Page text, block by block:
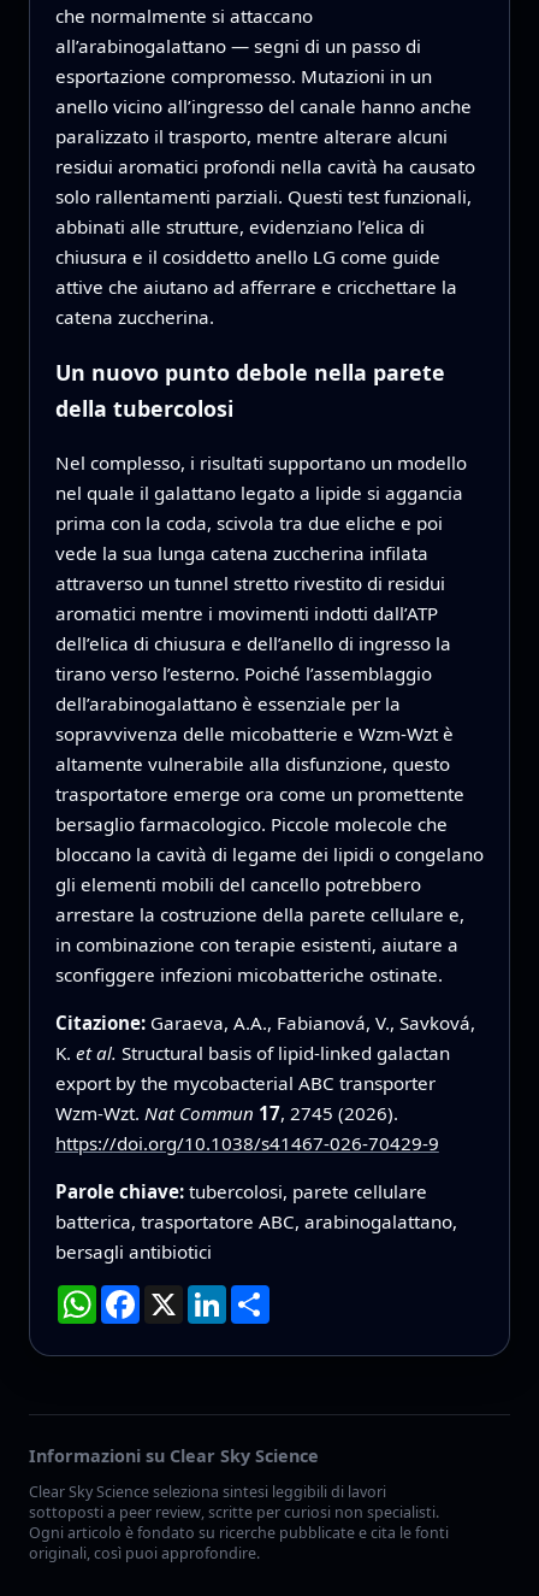
che normalmente si attaccano
all’arabinogalattano — segni di un passo di
esportazione compromesso. Mutazioni in un
anello vicino all’ingresso del canale hanno anche
paralizzato il trasporto, mentre alterare alcuni
residui aromatici profondi nella cavità ha causato
solo rallentamenti parziali. Questi test funzionali,
abbinati alle strutture, evidenziano l’elica di
chiusura e il cosiddetto anello LG come guide
attive che aiutano ad afferrare e cricchettare la
catena zuccherina.
Un nuovo punto debole nella parete
della tubercolosi
Nel complesso, i risultati supportano un modello
nel quale il galattano legato a lipide si aggancia
prima con la coda, scivola tra due eliche e poi
vede la sua lunga catena zuccherina infilata
attraverso un tunnel stretto rivestito di residui
aromatici mentre i movimenti indotti dall’ATP
dell’elica di chiusura e dell’anello di ingresso la
tirano verso l’esterno. Poiché l’assemblaggio
dell’arabinogalattano è essenziale per la
sopravvivenza delle micobatterie e Wzm-Wzt è
altamente vulnerabile alla disfunzione, questo
trasportatore emerge ora come un promettente
bersaglio farmacologico. Piccole molecole che
bloccano la cavità di legame dei lipidi o congelano
gli elementi mobili del cancello potrebbero
arrestare la costruzione della parete cellulare e,
in combinazione con terapie esistenti, aiutare a
sconfiggere infezioni micobatteriche ostinate.
Citazione: Garaeva, A.A., Fabianová, V., Savková,
K. et al. Structural basis of lipid-linked galactan
export by the mycobacterial ABC transporter
Wzm-Wzt. Nat Commun 17, 2745 (2026).
https://doi.org/10.1038/s41467-026-70429-9
Parole chiave: tubercolosi, parete cellulare
batterica, trasportatore ABC, arabinogalattano,
bersagli antibiotici
WhatsApp
Facebook
X LinkedInCondividi
Informazioni su Clear Sky Science
Clear Sky Science seleziona sintesi leggibili di lavori
sottoposti a peer review, scritte per curiosi non specialisti.
Ogni articolo è fondato su ricerche pubblicate e cita le fonti
originali, così puoi approfondire.